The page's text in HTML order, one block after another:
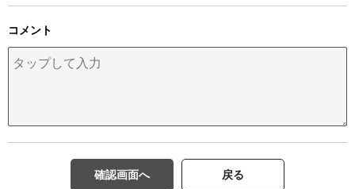
コメント
確認画面へ 戻る